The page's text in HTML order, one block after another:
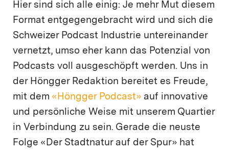
Hier sind sich alle einig: Je mehr Mut diesem
Format entgegengebracht wird und sich die
Schweizer Podcast Industrie untereinander
vernetzt, umso eher kann das Potenzial von
Podcasts voll ausgeschöpft werden. Uns in
der Höngger Redaktion bereitet es Freude,
mit dem «Höngger Podcast» auf innovative
und persönliche Weise mit unserem Quartier
in Verbindung zu sein. Gerade die neuste
Folge «Der Stadtnatur auf der Spur» hat